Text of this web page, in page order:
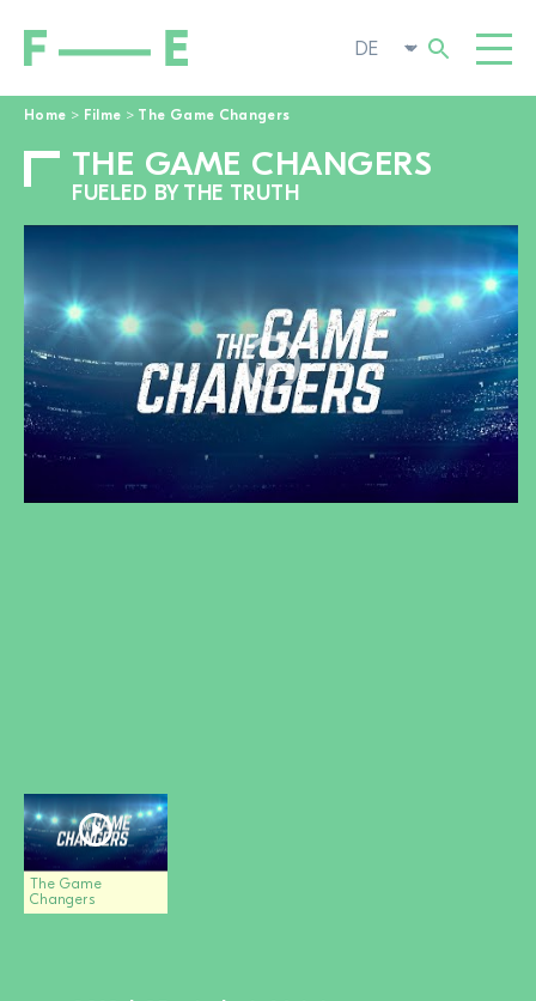
Home > Filme > The Game Changers
THE GAME CHANGERS
FUELED BY THE TRUTH
The Game
Changers
FILME
ENGAGIEREN
AKTUELL
ÜBER UNS
Medien
Film-Kits
Login
Suchen
nach:
ZUR FILMSUCHE